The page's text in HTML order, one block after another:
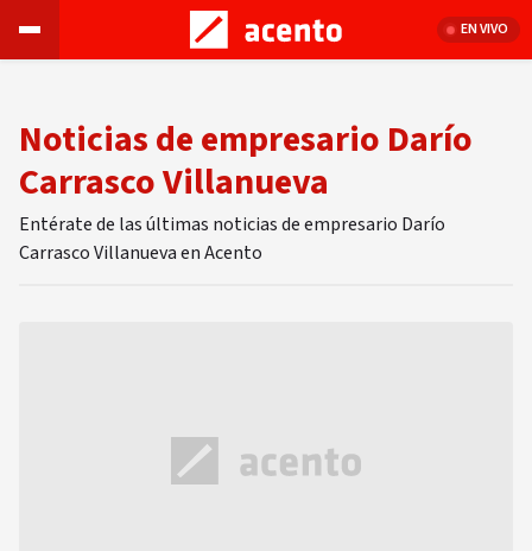
EN VIVO
Noticias de empresario Darío
Carrasco Villanueva
Entérate de las últimas noticias de empresario Darío
Carrasco Villanueva en Acento